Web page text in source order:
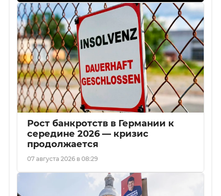
Рост банкротств в Германии к
середине 2026 — кризис
продолжается
07 августа 2026 в 08:29